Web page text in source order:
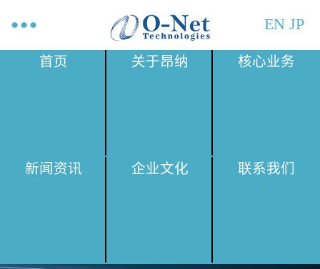
EN JP
首页 关于昂纳 核心业务
新闻资讯 企业文化 联系我们